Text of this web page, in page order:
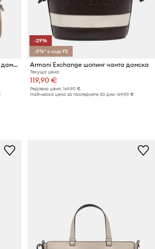
Armani Exchange чанта crossbody дамска от имитация на кожа
-29%
-5%* с код: FS
Armani Exchange шопинг чанта дамска
Текуща цена:
119,90 €
Редовна цена: 169,90 €
Най-ниска цена за последните 30 дни: 169,90 €